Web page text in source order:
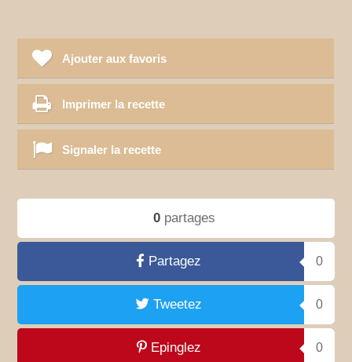
Ajouter aux favoris
Imprimer la recette
Signaler la recette
0partages
Partagez 0
Tweetez 0
Epinglez 0